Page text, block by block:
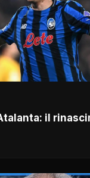
il